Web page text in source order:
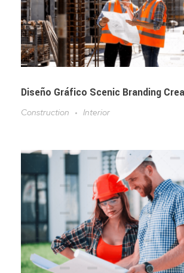
Diseño Gráfico Scenic Branding
Construction
Interior